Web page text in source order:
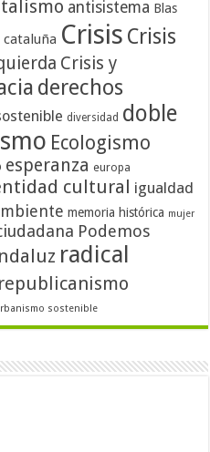
antisistema Blas
cataluña Crisis Crisis
Crisis y
derechos
diversidad doble
Ecologismo
esperanza europa
cultural igualdad
memoria histórica mujer
Podemos
radical
republicanismo
sostenible